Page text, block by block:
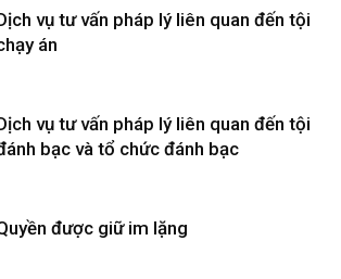
vụ tư vấn pháp lý liên quan đến tội
án
vụ tư vấn pháp lý liên quan đến tội
bạc và tổ chức đánh bạc
được giữ im lặng